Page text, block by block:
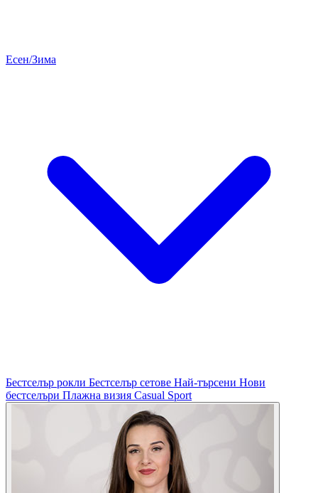
Есен/Зима
Бестселър рокли Бестселър сетове Най-търсени Нови
бестселъри Плажна визия Casual Sport